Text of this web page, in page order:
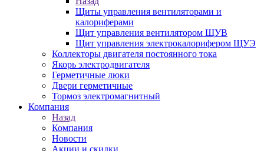
Щиты управления вентиляторами и
калориферами
Щит управления вентилятором ЩУВ
Щит управления электрокалорифером ЩУЭ
Коллекторы двигателя постоянного тока
Якорь электродвигателя
Герметичные люки
Двери герметичные
Тормоз электромагнитный
Компания
Назад
Компания
Новости
Акции и скидки